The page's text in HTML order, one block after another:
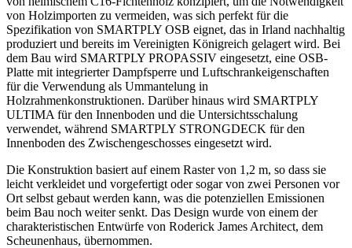
von Holzimporten zu vermeiden, was sich perfekt für die
Spezifikation von SMARTPLY OSB eignet, das in Irland nachhaltig
produziert und bereits im Vereinigten Königreich gelagert wird. Bei
dem Bau wird SMARTPLY PROPASSIV eingesetzt, eine OSB-
Platte mit integrierter Dampfsperre und Luftschrankeigenschaften
für die Verwendung als Ummantelung in
Holzrahmenkonstruktionen. Darüber hinaus wird SMARTPLY
ULTIMA für den Innenboden und die Untersichtsschalung
verwendet, während SMARTPLY STRONGDECK für den
Innenboden des Zwischengeschosses eingesetzt wird.
Die Konstruktion basiert auf einem Raster von 1,2 m, so dass sie
leicht verkleidet und vorgefertigt oder sogar von zwei Personen vor
Ort selbst gebaut werden kann, was die potenziellen Emissionen
beim Bau noch weiter senkt. Das Design wurde von einem der
charakteristischen Entwürfe von Roderick James Architect, dem
Scheunenhaus, übernommen.